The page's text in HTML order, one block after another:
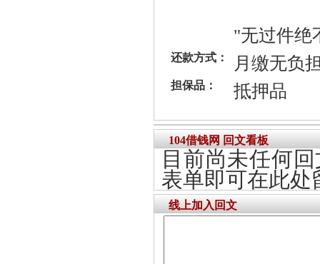
"无过件绝
还款方式： 月缴无负
担保品： 抵押品
104借钱网 回文看板
目前尚未任何
表单即可在此处
线上加入回文